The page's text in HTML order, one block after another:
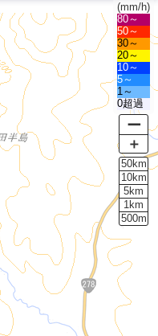
(mm/h)
80～
50～
30～
20～
10～
5～
1～
0超過
ー
＋
50km
10km
5km
1km
500m